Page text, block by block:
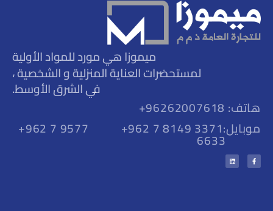
ميموزا هي مورد للمواد الأولية
لمستحضرات العناية المنزلية و الشخصية ،
في الشرق الأوسط.
هاتف: 96262007618+
موبايل:+962 7 8149 3371
+962 7 9577
6633